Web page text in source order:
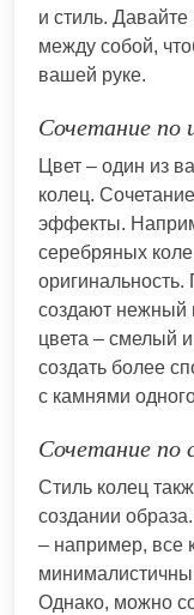
и стиль. Давайте
между собой,
вашей руке.
Сочетание по
Цвет – один из
колец.
эффекты.
серебряных
создают нежный
цвета – смелый
создать более
с камнями
Сочетание по
Стиль колец
создании
– например, все
Однако, можно